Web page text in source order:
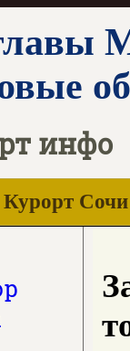
инфо
Курорт Сочи